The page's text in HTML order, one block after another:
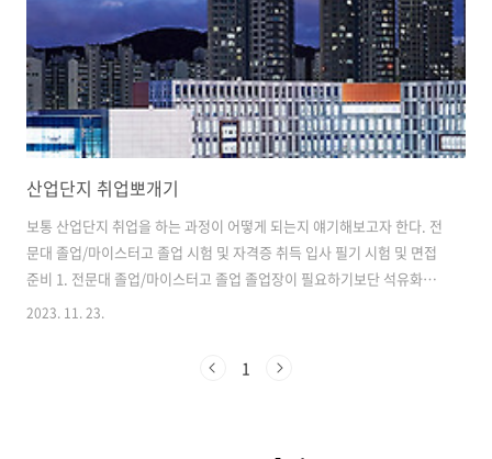
산업단지 취업뽀개기
보통 산업단지 취업을 하는 과정이 어떻게 되는지 얘기해보고자 한다. 전
문대 졸업/마이스터고 졸업 시험 및 자격증 취득 입사 필기 시험 및 면접
준비 1. 전문대 졸업/마이스터고 졸업 졸업장이 필요하기보단 석유화학
공정에 대한 기본 이해가 필요하다. 대학교 학점이 높다면 더 좋다. 그것
스터고를 졸업해 회사 공채로 입사했지만 포함한 대부분의 산업단지가
2023. 11. 23.
1